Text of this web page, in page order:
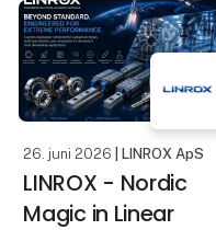
• ctrlX OS er certificeret i
henhold til IEC 62443-4-
2 og kan udvides
fleksibelt med
yderligere sikkerh
26. juni 2026 | LINROX ApS
LINROX - Nordic
Magic in Linear